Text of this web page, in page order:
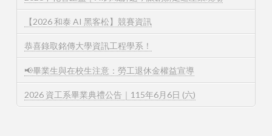
【2026 和泰 AI 黑客松】競賽資訊
恭喜錄取銘傳大學資訊工程學系！
📢畢業生與在校生注意：勞工退休金權益宣導
2026 資工系畢業典禮公告｜115年6月6日 (六)